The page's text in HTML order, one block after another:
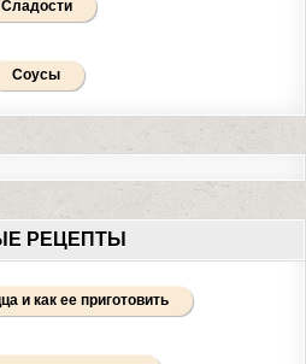
Сладости
Соусы
РЕЦЕПТЫ
и как ее приготовить